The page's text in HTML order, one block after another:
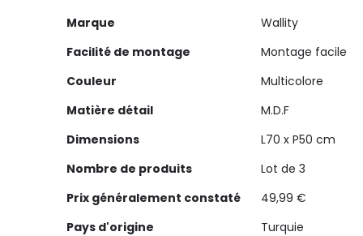
of
images
gallery
Plus
Marque
Wallity
Facilité de montage
Montage facile
Couleur
Multicolore
Matière détail
M.D.F
Dimensions
L70 x P50 cm
Nombre de produits
Lot de 3
Prix généralement constaté
49,99 €
Pays d'origine
Turquie